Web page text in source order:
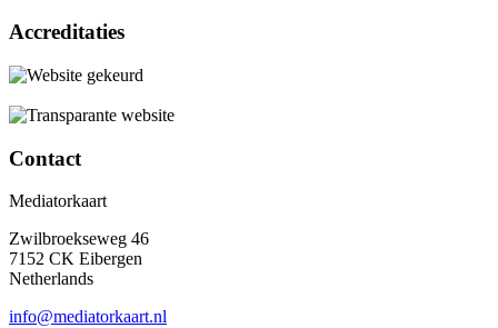
Accreditaties
Contact
Mediatorkaart
Zwilbroekseweg 46
7152 CK Eibergen
Netherlands
info@mediatorkaart.nl